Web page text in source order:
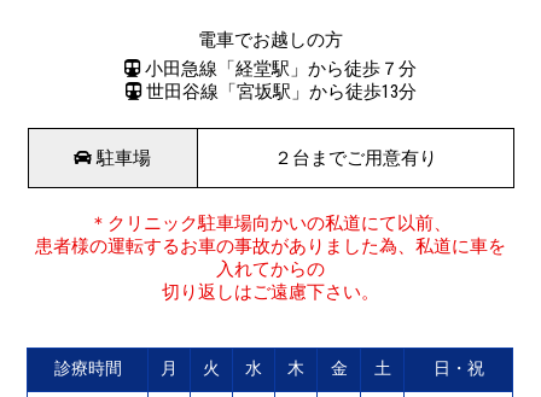
電車でお越しの方
小田急線「経堂駅」から徒歩７分
世田谷線「宮坂駅」から徒歩13分
駐車場 ２台までご用意有り
＊クリニック駐車場向かいの私道にて以前、
患者様の運転するお車の事故がありました為、私道に車を
入れてからの
切り返しはご遠慮下さい。
診療時間 月 火 水 木 金 土 日・祝